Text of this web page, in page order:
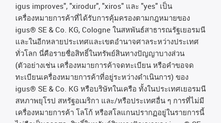
igus improves", "xirodur", "xiros" และ "yes" เป็น
เครื่องหมายการค้าที่ได้รับการคุ้มครองตามกฎหมายของ
igus® SE & Co. KG, Cologne ในสหพันธ์สาธารณรัฐเยอรมนี
และในอีกหลายประเทศและเขตอํานาจศาลระหว่างประเทศ
ทั่วโลก นี่คือรายชื่อสิทธิ์ในทรัพย์สินทางปัญญาบางส่วน
(ตัวอย่างเช่น เครื่องหมายการค้าจดทะเบียน หรือคำขอจด
ทะเบียนเครื่องหมายการค้าที่อยู่ระหว่างดำเนินการ) ของ
igus® SE & Co. KG หรือบริษัทในเครือ ทั้งในประเทศเยอรมนี
สหภาพยุโรป สหรัฐอเมริกา และ/หรือประเทศอื่น ๆ การที่ไม่มี
เครื่องหมายการค้า โลโก้ หรือสโลแกนปรากฏอยู่ในรายการนี้